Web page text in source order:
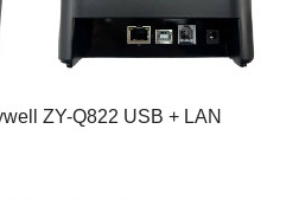
ZY-Q822 USB + LAN